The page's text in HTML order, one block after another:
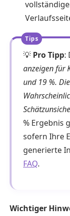
💡 Pro Tipp:
anzeigen für
und 19 %.
% Ergebnis
sofern Ihre
generierte
FAQ.
Wichtiger